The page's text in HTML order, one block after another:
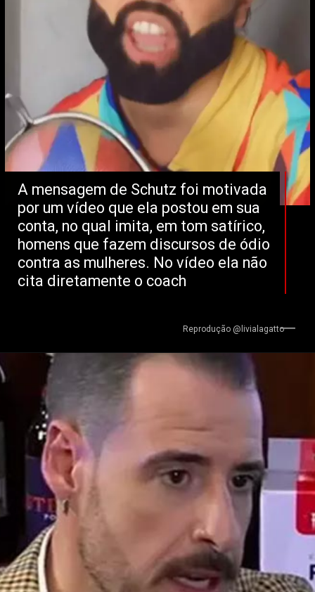
A mensagem de Schutz foi motivada
por um vídeo que ela postou em sua
conta, no qual imita, em tom satírico,
homens que fazem discursos de ódio
contra as mulheres. No vídeo ela não
cita diretamente o coach
Reprodução @livialagatto